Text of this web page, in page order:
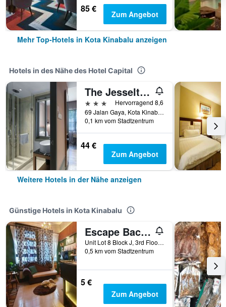
85 € Zum Angebot
Mehr Top-Hotels in Kota Kinabalu anzeigen
Hotels in des Nähe des Hotel Capital
The Jesselton Hotel
3 Sterne
Hervorragend 8,6
69 Jalan Gaya, Kota Kinabalu, Malaysia
0,1 km vom Stadtzentrum
44 €
Zum Angebot
Weitere Hotels in der Nähe anzeigen
Günstige Hotels in Kota Kinabalu
Escape Backpackers Kk
Unit Lot 8 Block J, 3rd Floor, Jalan Sinsuran, Sinsuran Kompleks, Kota Kinabalu, Malaysia
0,5 km vom Stadtzentrum
5 €
Zum Angebot